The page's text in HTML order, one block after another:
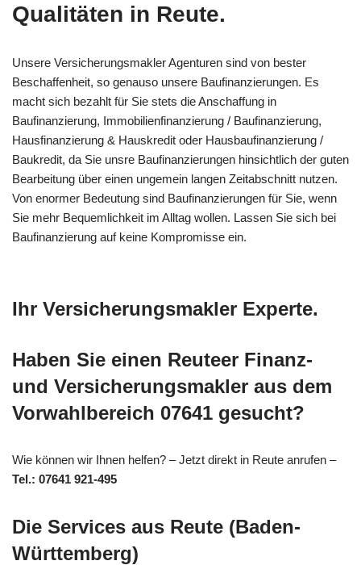
Qualitäten in Reute.
Unsere Versicherungsmakler Agenturen sind von bester
Beschaffenheit, so genauso unsere Baufinanzierungen. Es
macht sich bezahlt für Sie stets die Anschaffung in
Baufinanzierung, Immobilienfinanzierung / Baufinanzierung,
Hausfinanzierung & Hauskredit oder Hausbaufinanzierung /
Baukredit, da Sie unsre Baufinanzierungen hinsichtlich der guten
Bearbeitung über einen ungemein langen Zeitabschnitt nutzen.
Von enormer Bedeutung sind Baufinanzierungen für Sie, wenn
Sie mehr Bequemlichkeit im Alltag wollen. Lassen Sie sich bei
Baufinanzierung auf keine Kompromisse ein.
Ihr Versicherungsmakler Experte.
Haben Sie einen Reuteer Finanz-
und Versicherungsmakler aus dem
Vorwahlbereich 07641 gesucht?
Wie können wir Ihnen helfen? – Jetzt direkt in Reute anrufen –
Tel.: 07641 921-495
Die Services aus Reute (Baden-
Württemberg)